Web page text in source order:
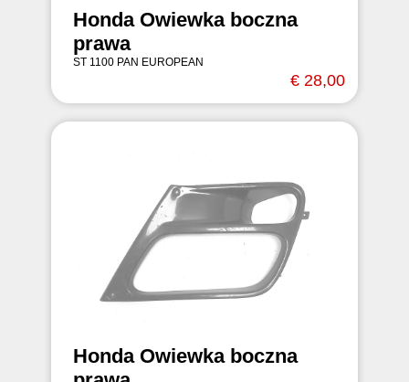
Honda Owiewka boczna
prawa
ST 1100 PAN EUROPEAN
€ 28,00
Honda Owiewka boczna